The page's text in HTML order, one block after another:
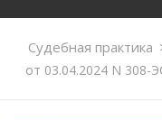
Судебная практика
от 03.04.2024 N 308-